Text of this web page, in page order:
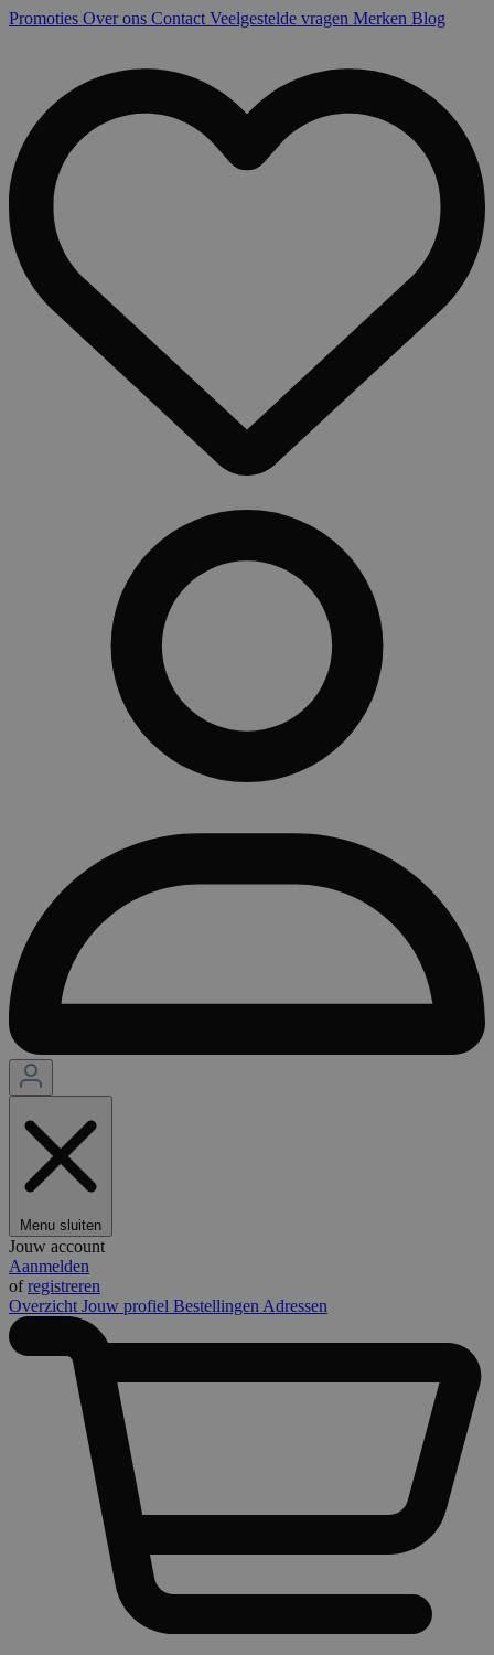
Promoties Over ons Contact Veelgestelde vragen Merken Blog
Menu sluiten
Jouw account
Aanmelden
ofregistreren
Overzicht Jouw profiel Bestellingen Adressen